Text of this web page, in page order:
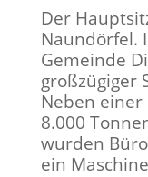
Der
Naundörfel.
Gemeinde
großzügiger
Neben einer
8.000
wurden
ein